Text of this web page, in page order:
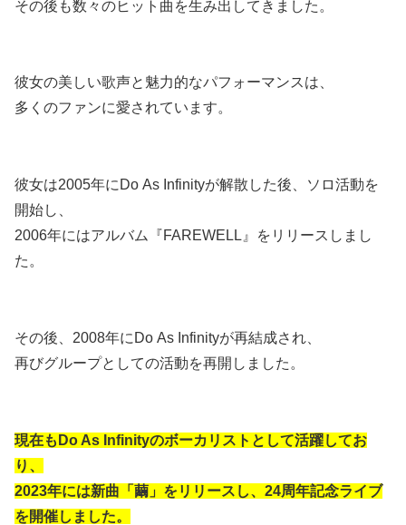
その後も数々のヒット曲を生み出してきました。
彼女の美しい歌声と魅力的なパフォーマンスは、
多くのファンに愛されています。
彼女は2005年にDo As Infinityが解散した後、ソロ活動を
開始し、
2006年にはアルバム『FAREWELL』をリリースしまし
た。
その後、2008年にDo As Infinityが再結成され、
再びグループとしての活動を再開しました。
現在もDo As Infinityのボーカリストとして活躍してお
り、
2023年には新曲「繭」をリリースし、24周年記念ライブ
を開催しました。